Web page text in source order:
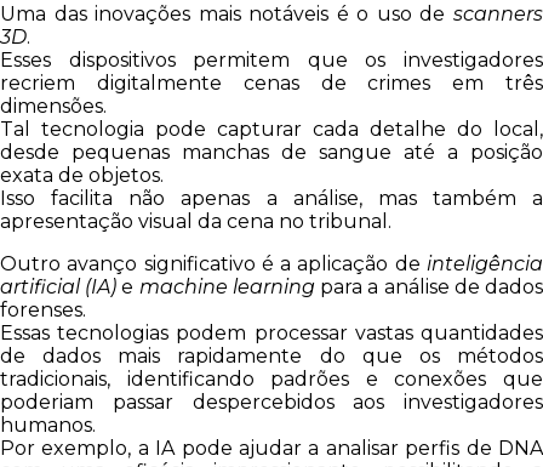
Uma das inovações mais notáveis ​​é o uso de scanners
3D.
Esses dispositivos permitem que os investigadores
recriem digitalmente cenas de crimes em três
dimensões.
Tal tecnologia pode capturar cada detalhe do local,
desde pequenas manchas de sangue até a posição
exata de objetos.
Isso facilita não apenas a análise, mas também a
apresentação visual da cena no tribunal.
Outro avanço significativo é a aplicação de inteligência
artificial (IA) e machine learningpara a análise de dados
forenses.
Essas tecnologias podem processar vastas quantidades
de dados mais rapidamente do que os métodos
tradicionais, identificando padrões e conexões que
poderiam passar despercebidos aos investigadores
humanos.
Por exemplo, a IA pode ajudar a analisar perfis de DNA